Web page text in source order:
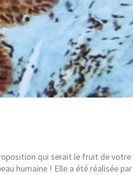
qui serait le fruit de
humaine ! Elle a été réalisée